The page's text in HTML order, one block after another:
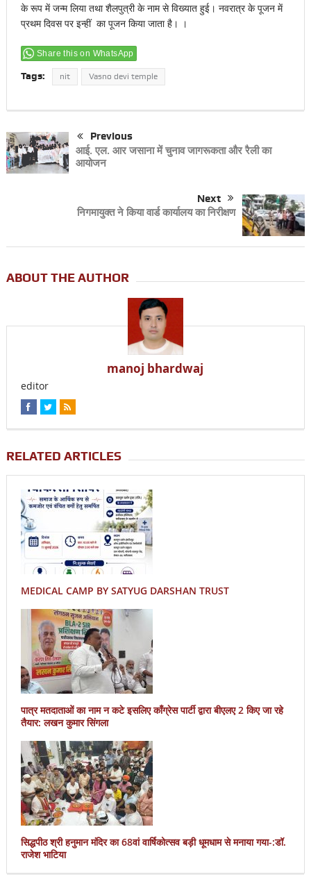
के रूप में जन्म लिया तथा शैलपुत्री के नाम से विख्यात हुई। नवरात्र के पूजन में
प्रथम दिवस पर इन्हीं का पूजन किया जाता है। ।
Share this on WhatsApp
Tags: nit Vasno devi temple
Previous
आई. एल. आर जसाना में चुनाव जागरूकता और रैली का
आयोजन
Next
निगमायुक्त ने किया वार्ड कार्यालय का निरीक्षण
ABOUT THE AUTHOR
manoj bhardwaj
editor
RELATED ARTICLES
MEDICAL CAMP BY SATYUG DARSHAN TRUST
पात्र मतदाताओं का नाम न कटे इसलिए काँग्रेस पार्टी द्वारा बीएलए 2 किए जा रहे
तैयार: लखन कुमार सिंगला
सिद्धपीठ श्री हनुमान मंदिर का 68वां वार्षिकोत्सव बड़ी धूमधाम से मनाया गया-:डॉ.
राजेश भाटिया